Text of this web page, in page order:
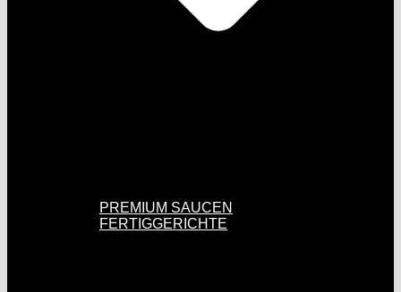
PREMIUM SAUCEN
FERTIGGERICHTE